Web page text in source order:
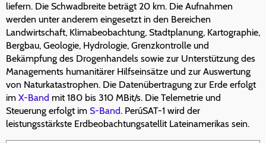
liefern. Die Schwadbreite beträgt 20 km. Die Aufnahmen
werden unter anderem eingesetzt in den Bereichen
Landwirtschaft, Klimabeobachtung, Stadtplanung, Kartographie,
Bergbau, Geologie, Hydrologie, Grenzkontrolle und
Bekämpfung des Drogenhandels sowie zur Unterstützung des
Managements humanitärer Hilfseinsätze und zur Auswertung
von Naturkatastrophen. Die Datenübertragung zur Erde erfolgt
im X-Band mit 180 bis 310 MBit/s. Die Telemetrie und
Steuerung erfolgt im S-Band. PerúSAT-1 wird der
leistungsstärkste Erdbeobachtungsatellit Lateinamerikas sein.